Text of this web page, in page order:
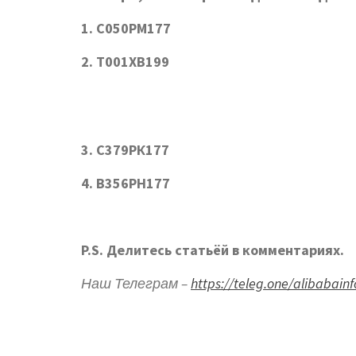
1. С050РМ177
2. Т001ХВ199
3. С379РК177
4. В356РН177
P.S. Делитесь статьёй в комментариях.
Наш Телеграм –https://teleg.one/